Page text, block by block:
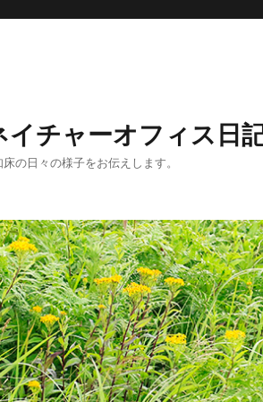
イチャーオフィス日
の日々の様子をお伝えします。